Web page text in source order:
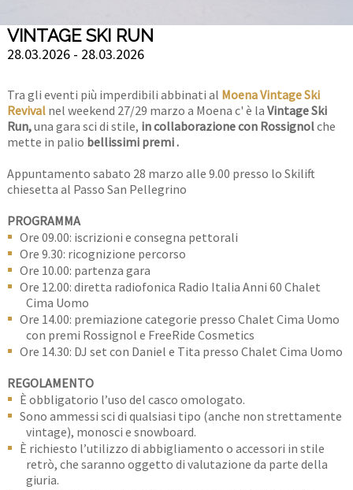
VINTAGE SKI RUN
28.03.2026 - 28.03.2026
Tra gli eventi più imperdibili abbinati al Moena Vintage Ski
Revival nel weekend 27/29 marzo a Moena c' è la Vintage Ski
Run,una gara sci di stile, in collaborazione con Rossignolche
mette in palio bellissimi premi .
Appuntamento sabato 28 marzo alle 9.00 presso lo Skilift
chiesetta al Passo San Pellegrino
PROGRAMMA
Ore 09.00: iscrizioni e consegna pettorali
Ore 9.30: ricognizione percorso
Ore 10.00: partenza gara
Ore 12.00: diretta radiofonica Radio Italia Anni 60 Chalet
Cima Uomo
Ore 14.00: premiazione categorie presso Chalet Cima Uomo
con premi Rossignol e FreeRide Cosmetics
Ore 14.30: DJ set con Daniel e Tita presso Chalet Cima Uomo
REGOLAMENTO
È obbligatorio l’uso del casco omologato.
Sono ammessi sci di qualsiasi tipo (anche non strettamente
vintage), monosci e snowboard.
È richiesto l’utilizzo di abbigliamento o accessori in stile
retrò, che saranno oggetto di valutazione da parte della
giuria.